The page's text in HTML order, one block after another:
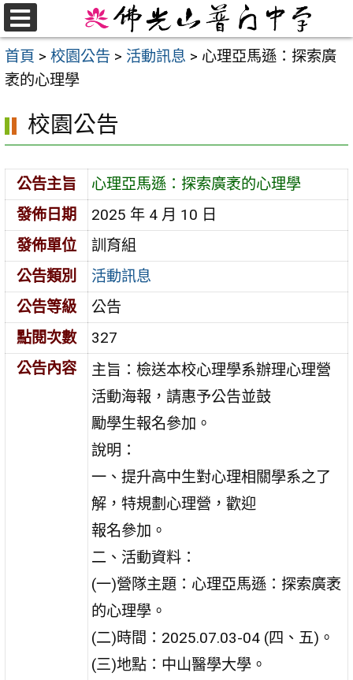
跳
至
主
要
首頁 > 校園公告 > 活動訊息 > 心理亞馬遜：探索廣
袤的心理學
校園公告
公告主旨
心理亞馬遜：探索廣袤的心理學
發佈日期
2025 年 4 月 10 日
發佈單位
訓育組
公告類別
活動訊息
公告等級
公告
點閱次數
327
公告內容
主旨：檢送本校心理學系辦理心理營
活動海報，請惠予公告並鼓
勵學生報名參加。
說明：
一、提升高中生對心理相關學系之了
解，特規劃心理營，歡迎
報名參加。
二、活動資料：
(一)營隊主題：心理亞馬遜：探索廣袤
的心理學。
(二)時間：2025.07.03-04 (四、五)。
(三)地點：中山醫學大學。
選
單